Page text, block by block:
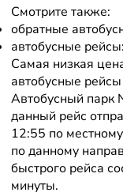
Смотрите также:
обратные
автобусные
Самая низкая
автобусные
Автобусный парк
данный рейс
12:55 по
по данному
быстрого рейса
минуты.